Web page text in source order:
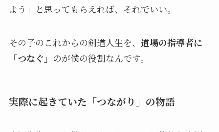
よう」と思ってもらえれば、それでいい。
その子のこれからの剣道人生を、 道場の指導者に
「つなぐ」 のが僕の役割なんです。
実際に起きていた「つながり」の物語